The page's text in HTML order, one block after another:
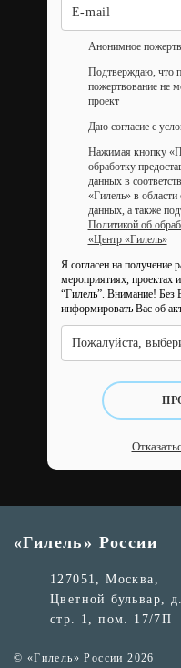
Анонимное
Подтверждаю, что
пожертвование не
проект
Даю согласие с
Нажимая кнопку
обработку
данных в
«Гилель» в
данных, а также
Политикой об
«Центр «Гилель»
Я согласен на получение
мероприятиях, проектах
“Гилель”. Внимание! Без
информировать Вас об
Пожалуйста,
«Гилель» России
127051, Москва,
Цветной бульвар,
стр. 1, пом. 17/7П
© «Гилель» России 2026